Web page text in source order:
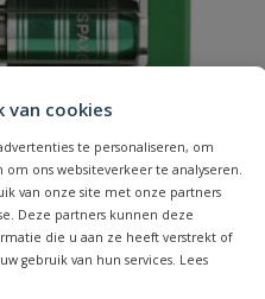
van cookies
te personaliseren, om
ons websiteverkeer te analyseren.
van onze site met onze partners
Deze partners kunnen deze
die u aan ze heeft verstrekt of
gebruik van hun services. Lees